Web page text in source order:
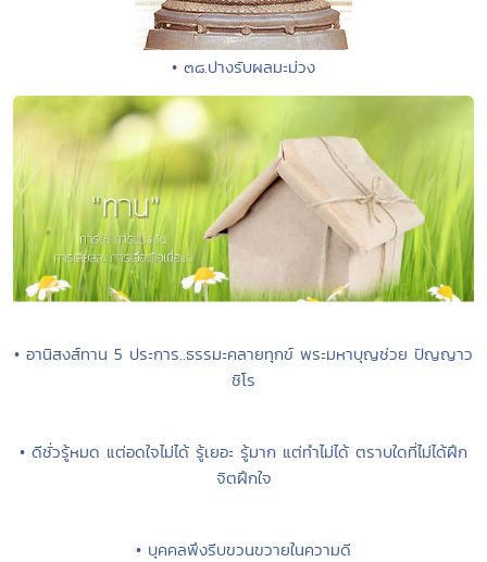
• ๓๘.ปางรับผลมะม่วง
• อานิสงส์ทาน 5 ประการ..ธรรมะคลายทุกข์ พระมหาบุญช่วย ปัญญาว
ชิโร
• ดีชั่วรู้หมด แต่อดใจไม่ได้ รู้เยอะ รู้มาก แต่ทำไม่ได้ ตราบใดที่ไม่ได้ฝึก
จิตฝึกใจ
• บุคคลพึงรีบขวนขวายในความดี